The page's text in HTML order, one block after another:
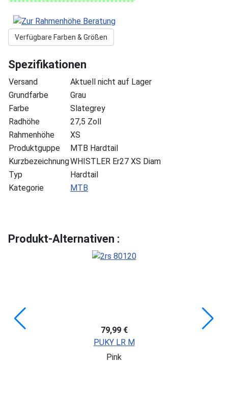
Verfügbare Farben & Größen
Spezifikationen
Versand
Aktuell nicht auf Lager
Grundfarbe
Grau
Farbe
Slategrey
Radhöhe
27,5 Zoll
Rahmenhöhe
XS
Produktguppe
MTB Hardtail
KurzbezeichnungWHISTLER Er27 XS Diam
Typ
Hardtail
Kategorie
MTB
Produkt-Alternativen :
79,99 €
PUKY LR M
Pink